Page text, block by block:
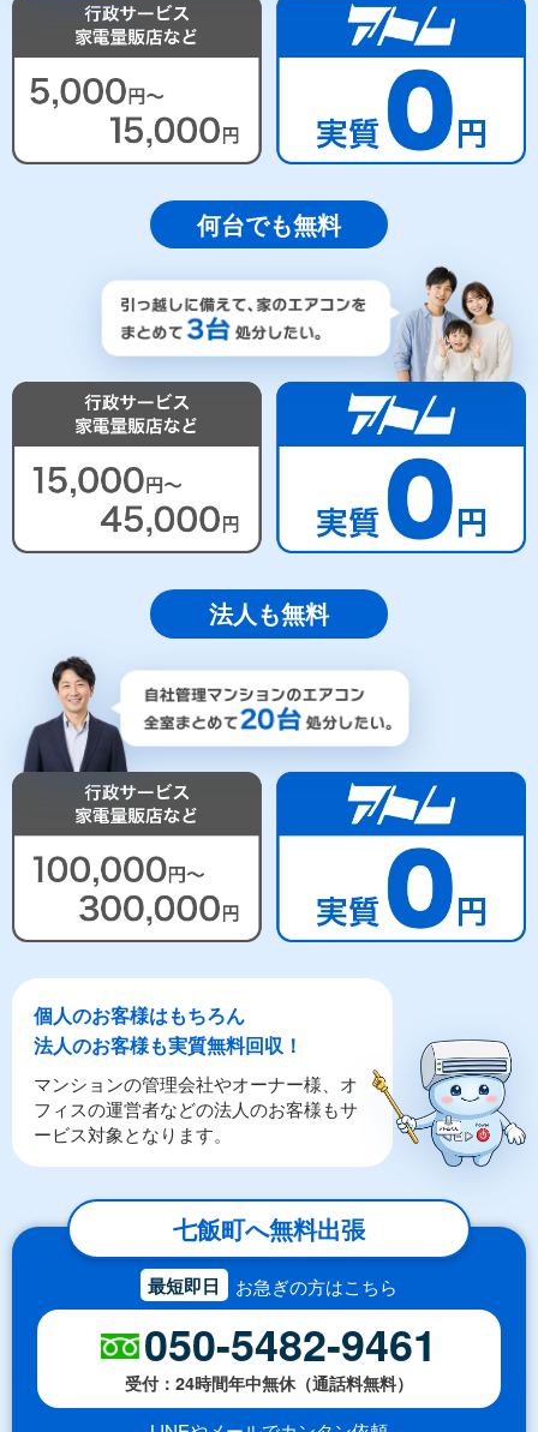
何台でも無料
法人も無料
個人のお客様はもちろん
法人のお客様も実質無料回収！
マンションの管理会社やオーナー様、オ
フィスの運営者などの法人のお客様もサ
ービス対象となります。
七飯町へ無料出張
最短即日 お急ぎの方はこちら
050-5482-9461
受付：24時間年中無休（通話料無料）